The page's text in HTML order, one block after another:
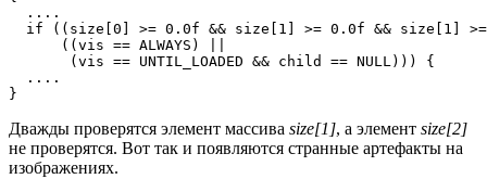
  ....
if ((size[0] >= 0.0f && size[1] >= 0.0f && size[1]
      ((vis == ALWAYS) ||
       (vis == UNTIL_LOADED && child == NULL))) {
  ....
}
Дважды проверятся элемент массива size[1], а элемент size[2]
не проверятся. Вот так и появляются странные артефакты на
изображениях.